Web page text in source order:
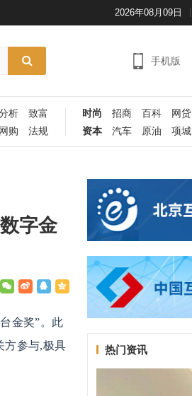
2026年08月09日
手机版
析
致富
网购 法规
时尚 招商 百科
网贷
资本
汽车 原油 项城
字金
金奖”。此
方参与,极具
热门资讯